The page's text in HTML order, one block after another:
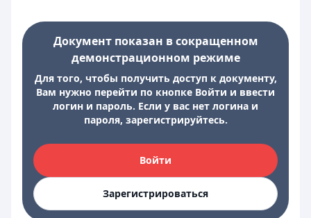
Документ показан в сокращенном
демонстрационном режиме
Для того, чтобы получить доступ к документу,
Вам нужно перейти по кнопке Войти и ввести
логин и пароль. Если у вас нет логина и
пароля, зарегистрируйтесь.
Войти
Зарегистрироваться